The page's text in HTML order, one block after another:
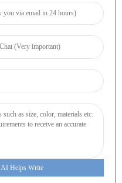
AI Helps Write